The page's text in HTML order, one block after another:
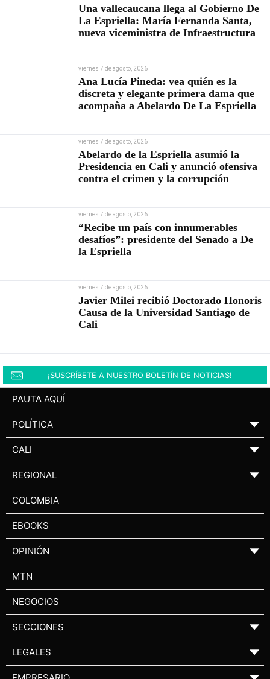
Una vallecaucana llega al Gobierno De
La Espriella: María Fernanda Santa,
nueva viceministra de Infraestructura
viernes 7 de agosto, 2026
Ana Lucía Pineda: vea quién es la
discreta y elegante primera dama que
acompaña a Abelardo De La Espriella
viernes 7 de agosto, 2026
Abelardo de la Espriella asumió la
Presidencia en Cali y anunció ofensiva
contra el crimen y la corrupción
viernes 7 de agosto, 2026
“Recibe un país con innumerables
desafíos”: presidente del Senado a De
la Espriella
viernes 7 de agosto, 2026
Javier Milei recibió Doctorado Honoris
Causa de la Universidad Santiago de
Cali
¡SUSCRÍBETE A NUESTRO BOLETÍN DE NOTICIAS!
PAUTA AQUÍ
POLÍTICA ▼
CALI ▼
REGIONAL ▼
COLOMBIA
EBOOKS
OPINIÓN ▼
MTN
NEGOCIOS
SECCIONES ▼
LEGALES ▼